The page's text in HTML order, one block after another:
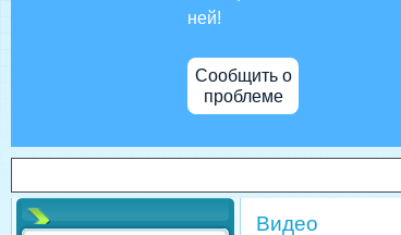
ней!
Сообщить о
проблеме
Видео